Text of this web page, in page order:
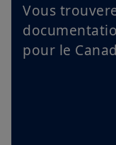
Vous
pour le